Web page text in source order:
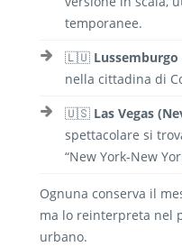
temporanee.
🇱🇺 Lussemburgo
nella cittadina di
🇺🇸 Las Vegas
spettacolare si
“New York-New
Ognuna conserva il
ma lo reinterpreta nel
urbano.